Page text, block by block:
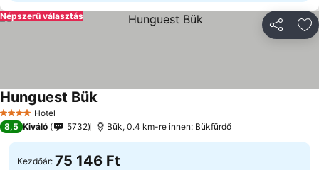
Népszerű választás
4 KategóriaHotel
Hunguest Bük
8,5 Kiváló 5732 Bük, 0.4 km-re innen: Bükfürdő
Kezdőár: 75 146 Ft